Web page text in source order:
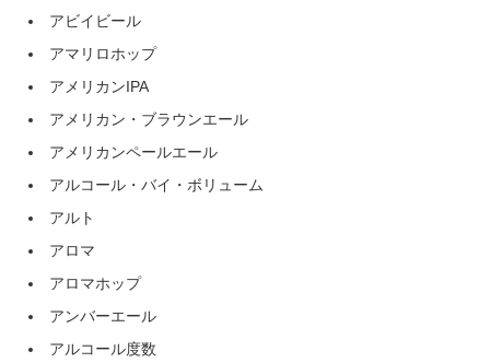
アビイビール
アマリロホップ
アメリカンIPA
アメリカン・ブラウンエール
アメリカンペールエール
アルコール・バイ・ボリューム
アルト
アロマ
アロマホップ
アンバーエール
アルコール度数